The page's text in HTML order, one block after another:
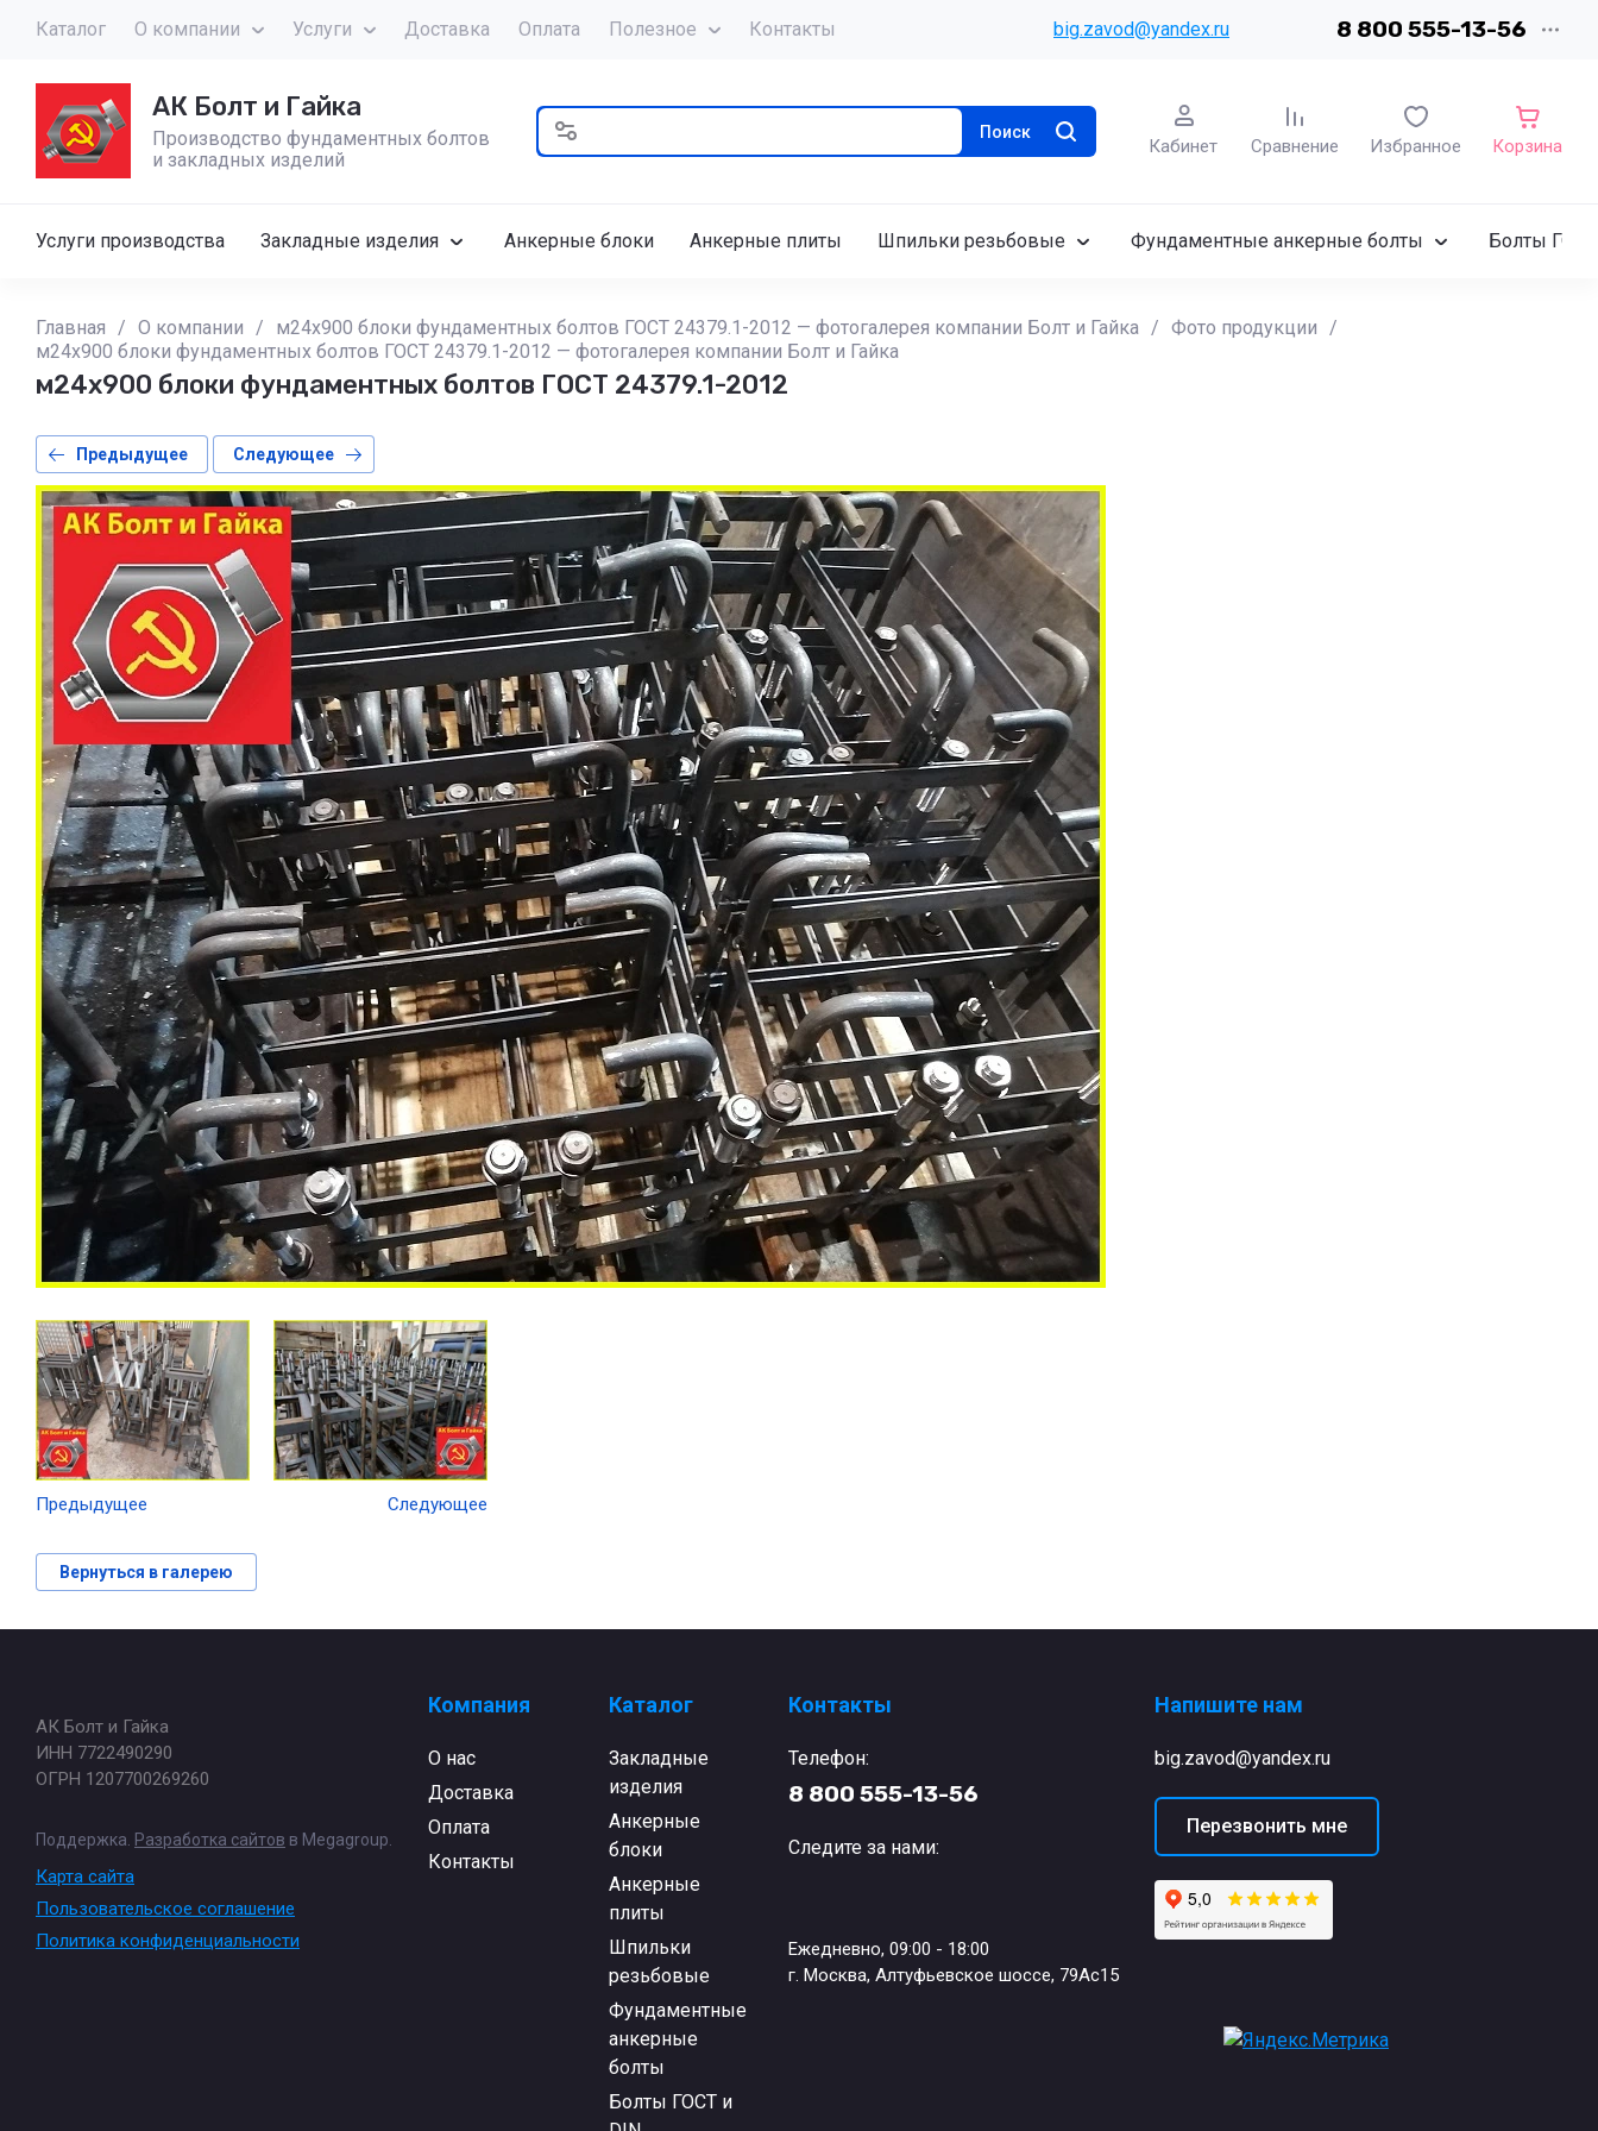
Каталог О компании Услуги Доставка Оплата Полезное Контакты big.zavod@yandex.ru 8 800 555-13-56
АК Болт и Гайка
Производство фундаментных болтов
и закладных изделий
Поиск
Кабинет Сравнение Избранное Корзина
Услуги производства Закладные изделия Анкерные блоки Анкерные плиты Шпильки резьбовые Фундаментные анкерные болты Болты
Главная / О компании / м24х900 блоки фундаментных болтов ГОСТ 24379.1-2012 — фотогалерея компании Болт и Гайка / Фото продукции /
м24х900 блоки фундаментных болтов ГОСТ 24379.1-2012 — фотогалерея компании Болт и Гайка
м24х900 блоки фундаментных болтов ГОСТ 24379.1-2012
Предыдущее Следующее
Предыдущее Следующее
Вернуться в галерею
АК Болт и Гайка
ИНН 7722490290
ОГРН 1207700269260
Поддержка. Разработка сайтов в Megagroup.
Карта сайта
Пользовательское соглашение
Политика конфиденциальности
Компания
О нас
Доставка
Оплата
Контакты
Каталог
Закладные
изделия
Анкерные
блоки
Анкерные
плиты
Шпильки
резьбовые
Фундаментные
анкерные
болты
Болты ГОСТ и
Контакты
Телефон:
8 800 555-13-56
Следите за нами:
Ежедневно, 09:00 - 18:00
г. Москва, Алтуфьевское шоссе, 79Ас15
Напишите нам
big.zavod@yandex.ru
Перезвонить мне